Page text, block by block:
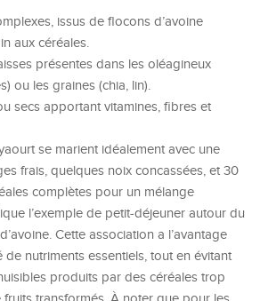
issus de flocons d’avoine
aux céréales.
présentes dans les oléagineux
ou les graines (chia, lin).
secs apportant vitamines, fibres et
se marient idéalement avec une
frais, quelques noix concassées, et 30
complètes pour un mélange
l’exemple de petit-déjeuner autour du
Cette association a l’avantage
de nutriments essentiels, tout en évitant
produits par des céréales trop